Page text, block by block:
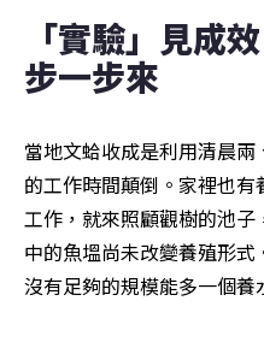
「實驗」見成
步一步來
當地文蛤收成是利用清晨
的工作時間顛倒。家裡也
工作，就來照顧觀樹的池
中的魚塭尚未改變養殖形式
沒有足夠的規模能多一個養